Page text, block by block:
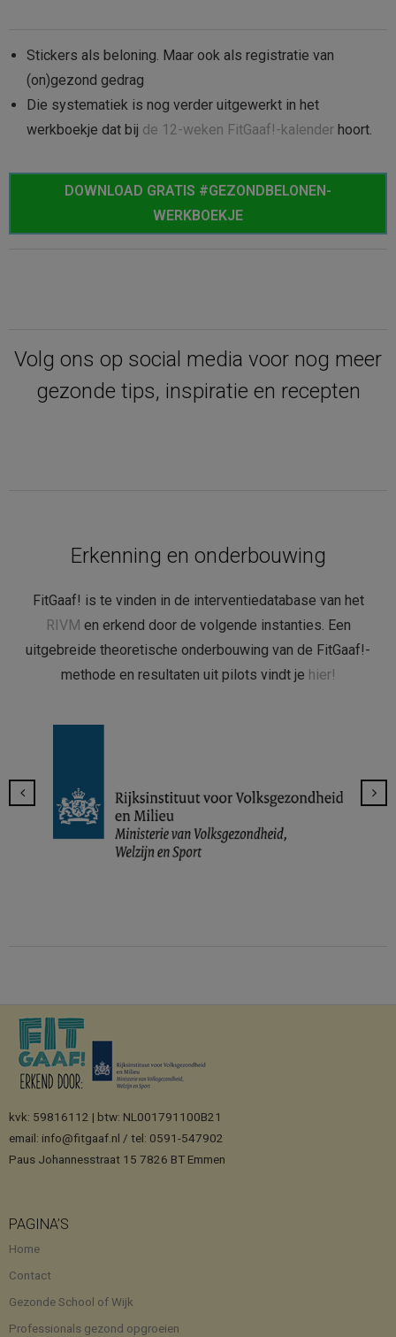
Stickers als beloning. Maar ook als registratie van
(on)gezond gedrag
Die systematiek is nog verder uitgewerkt in het
werkboekje dat bij de 12-weken FitGaaf!-kalender hoort.
DOWNLOAD GRATIS #GEZONDBELONEN-
WERKBOEKJE
Volg ons op social media voor nog meer
gezonde tips, inspiratie en recepten
Erkenning en onderbouwing
FitGaaf! is te vinden in de interventiedatabase van het
RIVM en erkend door de volgende instanties. Een
uitgebreide theoretische onderbouwing van de FitGaaf!-
methode en resultaten uit pilots vindt je hier!
kvk: 59816112 | btw: NL001791100B21
email: info@fitgaaf.nl / tel: 0591-547902
Paus Johannesstraat 15 7826 BT Emmen
PAGINA’S
Home
Contact
Gezonde School of Wijk
Professionals gezond opgroeien